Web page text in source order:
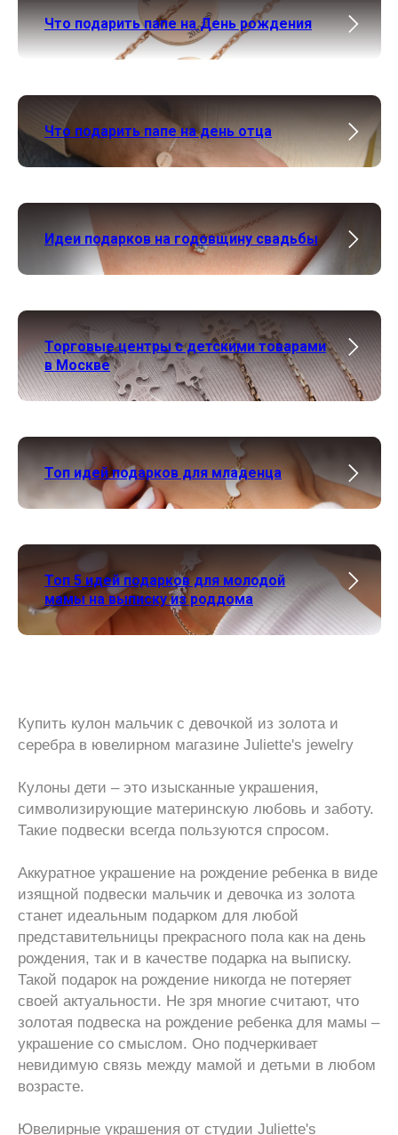
Что подарить папе на День рождения
Что подарить папе на день отца
Идеи подарков на годовщину свадьбы
Торговые центры с детскими товарами
в Москве
Топ идей подарков для младенца
Топ 5 идей подарков для молодой
мамы на выписку из роддома
Купить кулон мальчик с девочкой из золота и
серебра в ювелирном магазине Juliette's jewelry
Кулоны дети – это изысканные украшения,
символизирующие материнскую любовь и заботу.
Такие подвески всегда пользуются спросом.
Аккуратное украшение на рождение ребенка в виде
изящной подвески мальчик и девочка из золота
станет идеальным подарком для любой
представительницы прекрасного пола как на день
рождения, так и в качестве подарка на выписку.
Такой подарок на рождение никогда не потеряет
своей актуальности. Не зря многие считают, что
золотая подвеска на рождение ребенка для мамы –
украшение со смыслом. Оно подчеркивает
невидимую связь между мамой и детьми в любом
возрасте.
Ювелирные украшения от студии Juliette's